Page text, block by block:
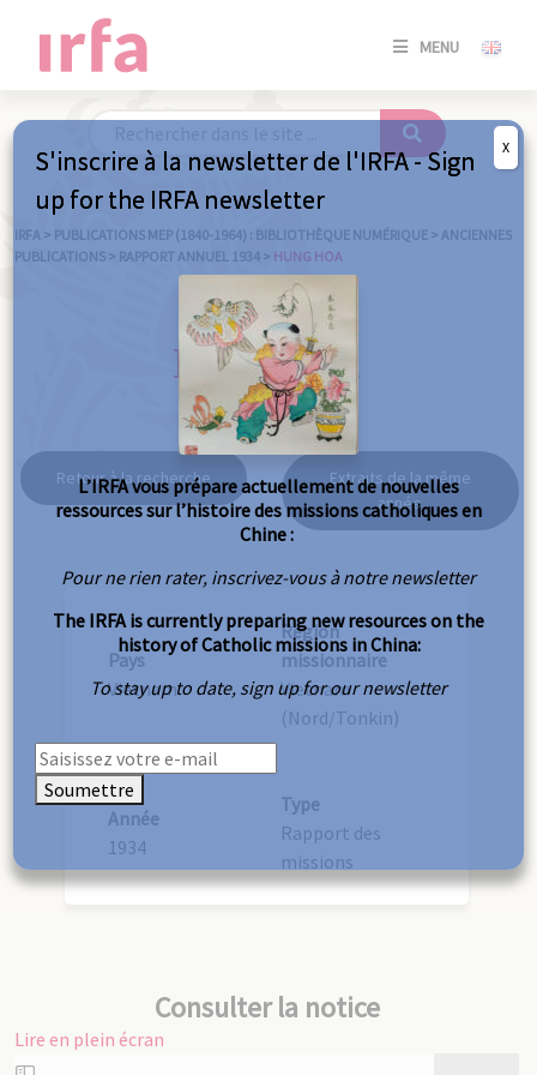
MENU
SE
/
IRFA > PUBLICATIONS MEP (1840-1964) : BIBLIOTHÈQUE NUMÉRIQUE > ANCIENNES
PUBLICATIONS > RAPPORT ANNUEL 1934 > HUNG HOA
Hung hoa
Retour à la recherche
Extraits de la même
année
Pays
Vietnam
Région
missionnaire
Vietnam
(Nord/Tonkin)
Année
1934
Type
Rapport des
missions
Consulter la notice
Lire en plein écran
Aller
S'inscrire à la newsletter de l'IRFA - Sign
up for the IRFA newsletter
L’IRFA vous prépare actuellement de nouvelles
ressources sur l’histoire des missions catholiques en
Chine :
Pour ne rien rater, inscrivez-vous à notre newsletter
The IRFA is currently preparing new resources on the
history of Catholic missions in China:
To stay up to date, sign up for our newsletter
Soumettre
X